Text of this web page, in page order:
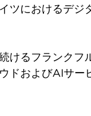
ツにおけるデ
けるフランク
ドおよびAIサ